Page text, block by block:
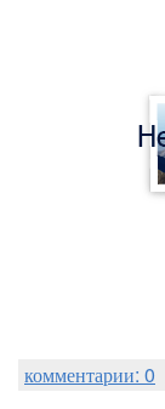
комментарии: 0